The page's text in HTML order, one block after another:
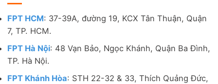
FPT HCM: 37-39A, đường 19, KCX Tân Thuận, Quận
7, TP. HCM.
FPT Hà Nội: 48 Vạn Bảo, Ngọc Khánh, Quận Ba Đình,
TP. Hà Nội.
FPT Khánh Hòa: STH 22-32 & 33, Thích Quảng Đức,